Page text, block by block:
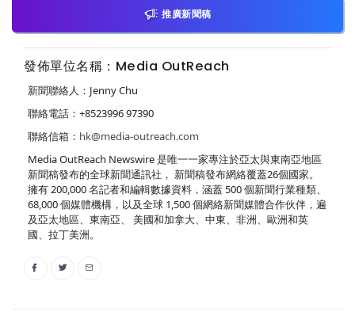
推廣新聞稿
發佈單位名稱：Media OutReach
新聞聯絡人：Jenny Chu
聯絡電話：+8523996 97390
聯絡信箱： hk@media-outreach.com
Media OutReach Newswire 是唯一一家專注於亞太與東南亞地區
新聞稿發布的全球新聞通訊社， 新聞稿發布網絡覆蓋26個國家。
擁有 200,000 名記者和編輯數據資料，涵蓋 500 個新聞行業種類、
68,000 個媒體機構，以及全球 1,500 個網絡新聞媒體合作伙伴，遍
及亞太地區、東南亞、 美國和加拿大、中東、非洲、歐洲和英
國、拉丁美洲。